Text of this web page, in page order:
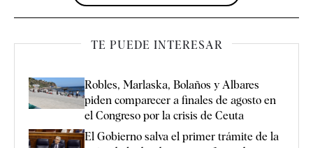
TE PUEDE INTERESAR
Robles, Marlaska, Bolaños y Albares
piden comparecer a finales de agosto en
el Congreso por la crisis de Ceuta
El Gobierno salva el primer trámite de la